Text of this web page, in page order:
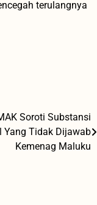
terulangnya
Soroti Substansi
Yang Tidak Dijawab
Kemenag Maluku